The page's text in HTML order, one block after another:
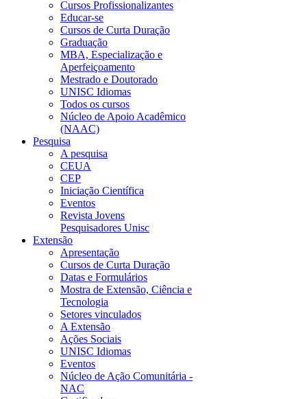
Cursos Profissionalizantes
Educar-se
Cursos de Curta Duração
Graduação
MBA, Especialização e
Aperfeiçoamento
Mestrado e Doutorado
UNISC Idiomas
Todos os cursos
Núcleo de Apoio Acadêmico
(NAAC)
Pesquisa
A pesquisa
CEUA
CEP
Iniciação Científica
Eventos
Revista Jovens
Pesquisadores Unisc
Extensão
Apresentação
Cursos de Curta Duração
Datas e Formulários
Mostra de Extensão, Ciência e
Tecnologia
Setores vinculados
A Extensão
Ações Sociais
UNISC Idiomas
Eventos
Núcleo de Ação Comunitária -
NAC